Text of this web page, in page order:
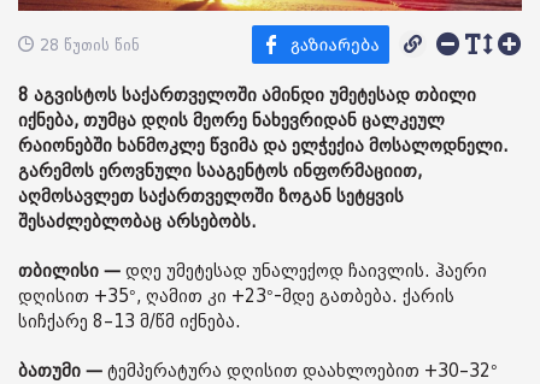
28 წუთის წინ
8 აგვისტოს საქართველოში ამინდი უმეტესად თბილი
იქნება, თუმცა დღის მეორე ნახევრიდან ცალკეულ
რაიონებში ხანმოკლე წვიმა და ელჭექია მოსალოდნელი.
გარემოს ეროვნული სააგენტოს ინფორმაციით,
აღმოსავლეთ საქართველოში ზოგან სეტყვის
შესაძლებლობაც არსებობს.
თბილისი — დღე უმეტესად უნალექოდ ჩაივლის. ჰაერი
დღისით +35°, ღამით კი +23°-მდე გათბება. ქარის
სიჩქარე 8–13 მ/წმ იქნება.
ბათუმი — ტემპერატურა დღისით დაახლოებით +30–32°